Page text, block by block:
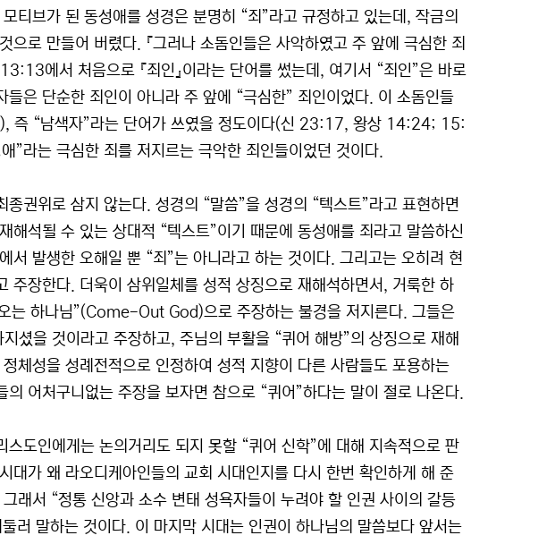
티브가 된 동성애를 성경은 분명히 “죄”라고 규정하고 있는데, 작금의
으로 만들어 버렸다. 『그러나 소돔인들은 사악하였고 주 앞에 극심한 죄
에서 처음으로 『죄인』이라는 단어를 썼는데, 여기서 “죄인”은 바로
은 단순한 죄인이 아니라 주 앞에 “극심한” 죄인이었다. 이 소돔인들
즉 “남색자”라는 단어가 쓰였을 정도이다(신 23:17, 왕상 14:24; 15:
라는 극심한 죄를 저지르는 극악한 죄인들이었던 것이다.
권위로 삼지 않는다. 성경의 “말씀”을 성경의 “텍스트”라고 표현하면
해석될 수 있는 상대적 “텍스트”이기 때문에 동성애를 죄라고 말씀하신
서 발생한 오해일 뿐 “죄”는 아니라고 하는 것이다. 그리고는 오히려 현
주장한다. 더욱이 삼위일체를 성적 상징으로 재해석하면서, 거룩한 하
는 하나님”(Come-Out God)으로 주장하는 불경을 저지른다. 그들은
셨을 것이라고 주장하고, 주님의 부활을 “퀴어 해방”의 상징으로 재해
체성을 성례전적으로 인정하여 성적 지향이 다른 사람들도 포용하는
어처구니없는 주장을 보자면 참으로 “퀴어”하다는 말이 절로 나온다.
도인에게는 논의거리도 되지 못할 “퀴어 신학”에 대해 지속적으로 판
대가 왜 라오디케아인들의 교회 시대인지를 다시 한번 확인하게 해 준
래서 “정통 신앙과 소수 변태 성욕자들이 누려야 할 인권 사이의 갈등
러 말하는 것이다. 이 마지막 시대는 인권이 하나님의 말씀보다 앞서는